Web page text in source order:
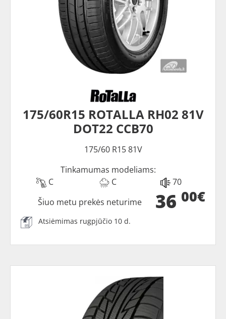
175/60R15 ROTALLA RH02 81V
DOT22 CCB70
175/60 R15 81V
Tinkamumas modeliams:
C
C 70
36 00€
Šiuo metu prekės neturime
Atsiėmimas rugpjūčio 10 d.